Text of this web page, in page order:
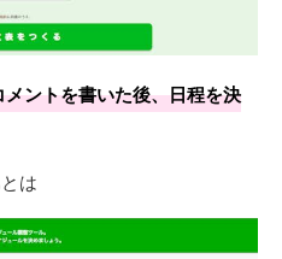
ントを書いた後、日程を決
は